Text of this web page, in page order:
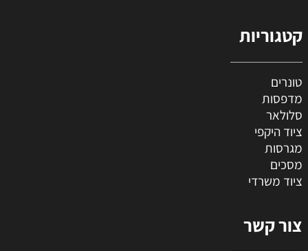
קטגוריות
טונרים
מדפסות
סלולאר
ציוד היקפי
מגרסות
מסכים
ציוד משרדי
צור קשר